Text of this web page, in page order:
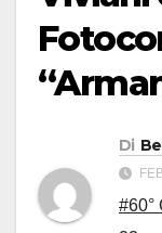
Di
#60°